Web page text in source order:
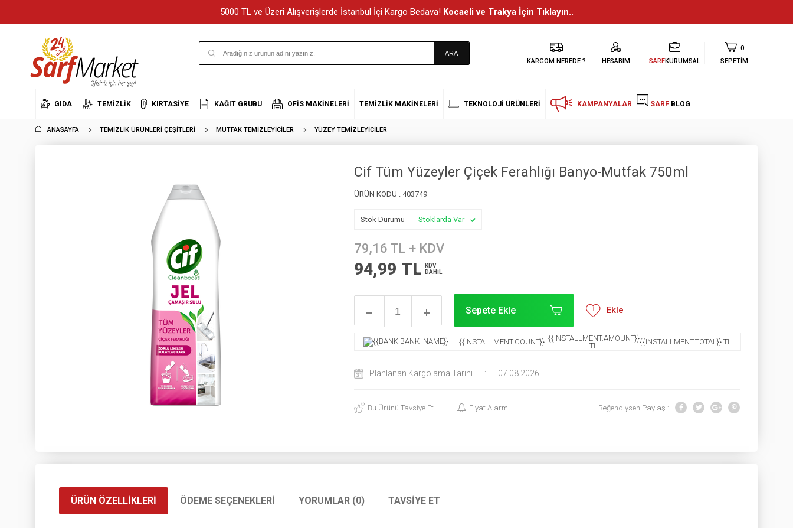
5000 TL ve Üzeri Alışverişlerde İstanbul İçi Kargo Bedava! Kocaeli ve Trakya İçin Tıklayın..
KARGOM NEREDE ? HESABIM SARFKURUMSAL
0
SEPETIM
GIDA TEMIZLIK KIRTASIYE KAĞIT GRUBU OFIS MAKINELERI TEMIZLIK MAKINELERI TEKNOLOJI ÜRÜNLERI KAMPANYALAR SARF BLOG
ANASAYFA TEMIZLIK ÜRÜNLERI ÇEŞITLERI MUTFAK TEMIZLEYICILER YÜZEY TEMIZLEYICILER
Cif Tüm Yüzeyler Çiçek Ferahlığı Banyo-Mutfak 750ml
ÜRÜN KODU : 403749
Stok Durumu Stoklarda Var
79,16 TL + KDV
94,99 TL
KDV
DAHİL
Sepete Ekle Ekle
{{INSTALLMENT.COUNT}} {{INSTALLMENT.AMOUNT}}
TL
{{INSTALLMENT.TOTAL}} TL
Planlanan Kargolama Tarihi : 07.08.2026
Bu Ürünü Tavsiye Et Fiyat Alarmı Beğendiysen Paylaş :
ÜRÜN ÖZELLIKLERI ÖDEME SEÇENEKLERI YORUMLAR (0) TAVSIYE ET